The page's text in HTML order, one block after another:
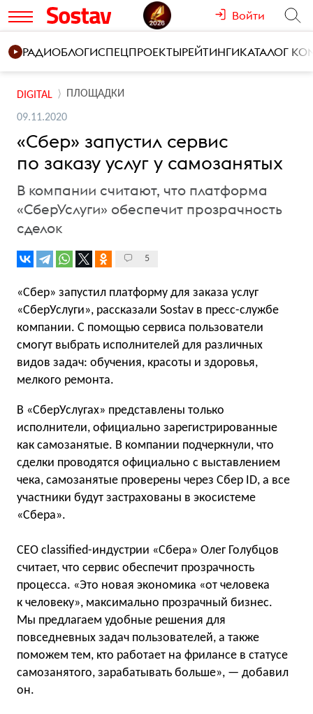
Войти
РАДИОБЛОГИСПЕЦПРОЕКТЫРЕЙТИНГИКАТАЛОГ
DIGITAL ПЛОЩАДКИ
09.11.2020
«Сбер» запустил сервис
по заказу услуг у самозанятых
В компании считают, что платформа
«СберУслуги» обеспечит прозрачность
сделок
5
«Сбер» запустил платформу для заказа услуг
«СберУслуги», рассказали Sostav в пресс-службе
компании. С помощью сервиса пользователи
смогут выбрать исполнителей для различных
видов задач: обучения, красоты и здоровья,
мелкого ремонта.
В «СберУслугах» представлены только
исполнители, официально зарегистрированные
как самозанятые. В компании подчеркнули, что
сделки проводятся официально с выставлением
чека, самозанятые проверены через Сбер ID, а все
участники будут застрахованы в экосистеме
«Сбера».
CEO classified-индустрии «Сбера» Олег Голубцов
считает, что сервис обеспечит прозрачность
процесса. «Это новая экономика «от человека
к человеку», максимально прозрачный бизнес.
Мы предлагаем удобные решения для
повседневных задач пользователей, а также
поможем тем, кто работает на фрилансе в статусе
самозанятого, зарабатывать больше», — добавил
он.